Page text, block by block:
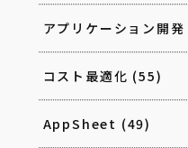
アプリケーション開発
コスト最適化 (55)
AppSheet (49)